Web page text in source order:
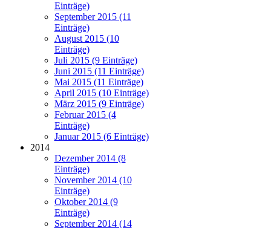
Einträge)
September 2015 (11
Einträge)
August 2015 (10
Einträge)
Juli 2015 (9 Einträge)
Juni 2015 (11 Einträge)
Mai 2015 (11 Einträge)
April 2015 (10 Einträge)
März 2015 (9 Einträge)
Februar 2015 (4
Einträge)
Januar 2015 (6 Einträge)
2014
Dezember 2014 (8
Einträge)
November 2014 (10
Einträge)
Oktober 2014 (9
Einträge)
September 2014 (14